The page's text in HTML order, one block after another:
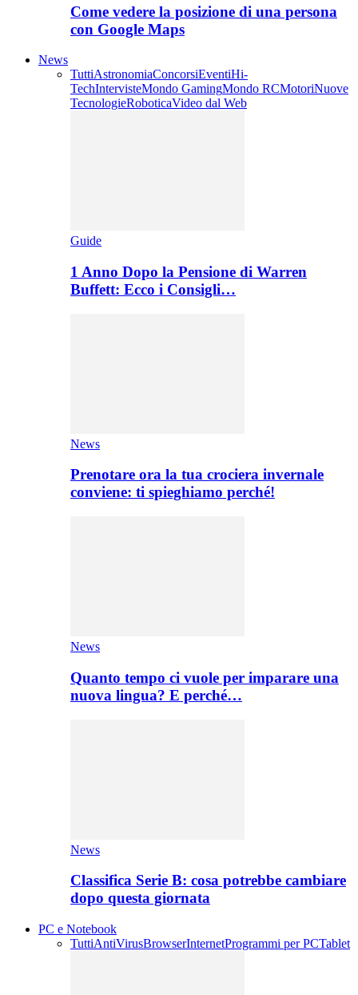
Come vedere la posizione di una persona
con Google Maps
News
TuttiAstronomiaConcorsiEventiHi-
TechIntervisteMondo GamingMondo RCMotoriNuove
TecnologieRoboticaVideo dal Web
Guide
1 Anno Dopo la Pensione di Warren
Buffett: Ecco i Consigli…
News
Prenotare ora la tua crociera invernale
conviene: ti spieghiamo perché!
News
Quanto tempo ci vuole per imparare una
nuova lingua? E perché…
News
Classifica Serie B: cosa potrebbe cambiare
dopo questa giornata
PC e Notebook
TuttiAntiVirusBrowserInternetProgrammi per PCTablet